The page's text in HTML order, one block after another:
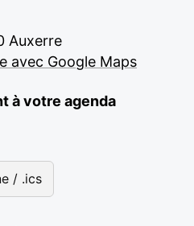
Auxerre
avec Google Maps
à votre agenda
/ .ics